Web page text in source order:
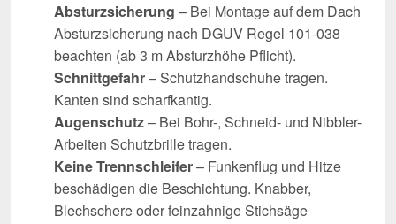
Absturzsicherung – Bei Montage auf dem Dach
Absturzsicherung nach DGUV Regel 101-038
beachten (ab 3 m Absturzhöhe Pflicht).
Schnittgefahr– Schutzhandschuhe tragen.
Kanten sind scharfkantig.
Augenschutz– Bei Bohr-, Schneid- und Nibbler-
Arbeiten Schutzbrille tragen.
Keine Trennschleifer– Funkenflug und Hitze
beschädigen die Beschichtung. Knabber,
Blechschere oder feinzahnige Stichsäge